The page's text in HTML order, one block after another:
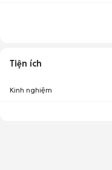
Tiện ích
Kinh nghiệm